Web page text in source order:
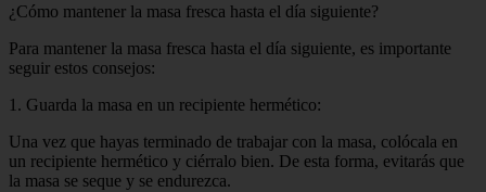
¿Cómo mantener la masa fresca hasta el día siguiente?
Para mantener la masa fresca hasta el día siguiente, es importante
seguir estos consejos:
1. Guarda la masa en un recipiente hermético:
Una vez que hayas terminado de trabajar con la masa, colócala en
un recipiente hermético y ciérralo bien. De esta forma, evitarás que
la masa se seque y se endurezca.